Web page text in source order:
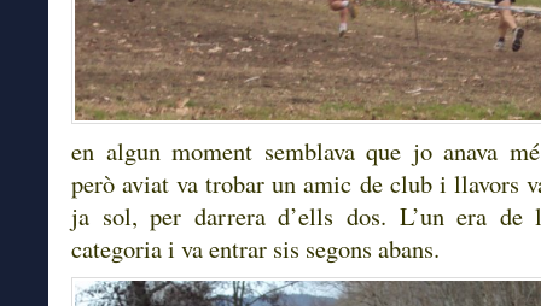
en algun moment semblava que jo anava
però aviat va trobar un amic de club i llavors
ja sol, per darrera d’ells dos. L’un era de
categoria i va entrar sis segons abans.